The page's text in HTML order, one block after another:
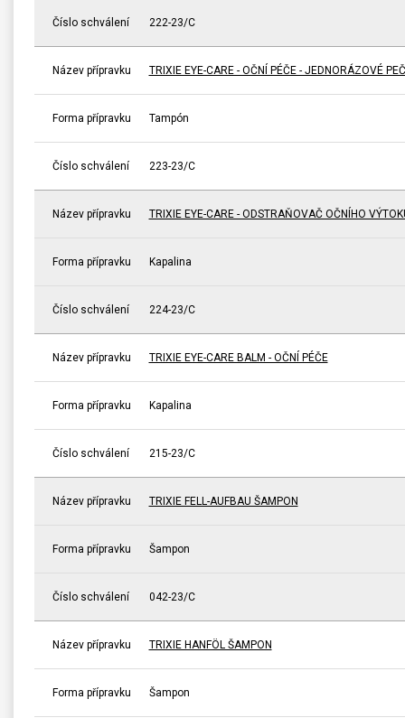
Číslo schválení 222-23/C
Název přípravku TRIXIE EYE-CARE - OČNÍ PÉČE - JEDNORÁZOVÉ
Forma přípravku Tampón
Číslo schválení 223-23/C
Název přípravku TRIXIE EYE-CARE - ODSTRAŇOVAČ OČNÍHO
Forma přípravku Kapalina
Číslo schválení 224-23/C
Název přípravku TRIXIE EYE-CARE BALM - OČNÍ PÉČE
Forma přípravku Kapalina
Číslo schválení 215-23/C
Název přípravku TRIXIE FELL-AUFBAU ŠAMPON
Forma přípravku Šampon
Číslo schválení 042-23/C
Název přípravku TRIXIE HANFÖL ŠAMPON
Forma přípravku Šampon